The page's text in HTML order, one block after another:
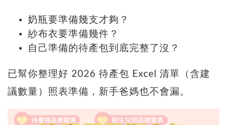
奶瓶要準備幾支才夠？
紗布衣要準備幾件？
自己準備的待產包到底完整了沒？
已幫你整理好 2026 待產包 Excel 清單（含建
議數量）照表準備，新手爸媽也不會漏。